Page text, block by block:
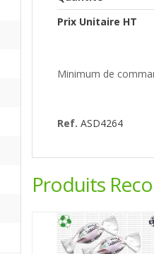
Prix Unitaire HT
Minimum de
Ref. ASD4264
Produits